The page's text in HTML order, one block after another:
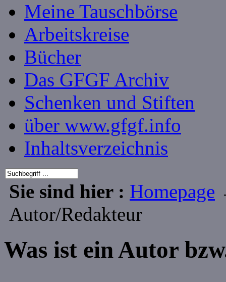
Meine Tauschbörse
Arbeitskreise
Bücher
Das GFGF Archiv
Schenken und Stiften
über www.gfgf.info
Inhaltsverzeichnis
Sie sind hier : Homepage
Autor/Redakteur
Was ist ein Autor